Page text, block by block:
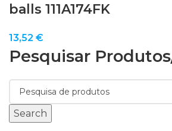
Pesquisar
Search
balls 111A174FK
13,52 €